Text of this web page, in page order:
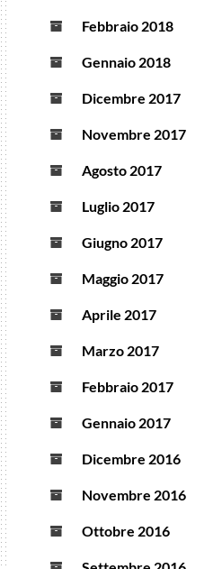
Febbraio 2018
Gennaio 2018
Dicembre 2017
Novembre 2017
Agosto 2017
Luglio 2017
Giugno 2017
Maggio 2017
Aprile 2017
Marzo 2017
Febbraio 2017
Gennaio 2017
Dicembre 2016
Novembre 2016
Ottobre 2016